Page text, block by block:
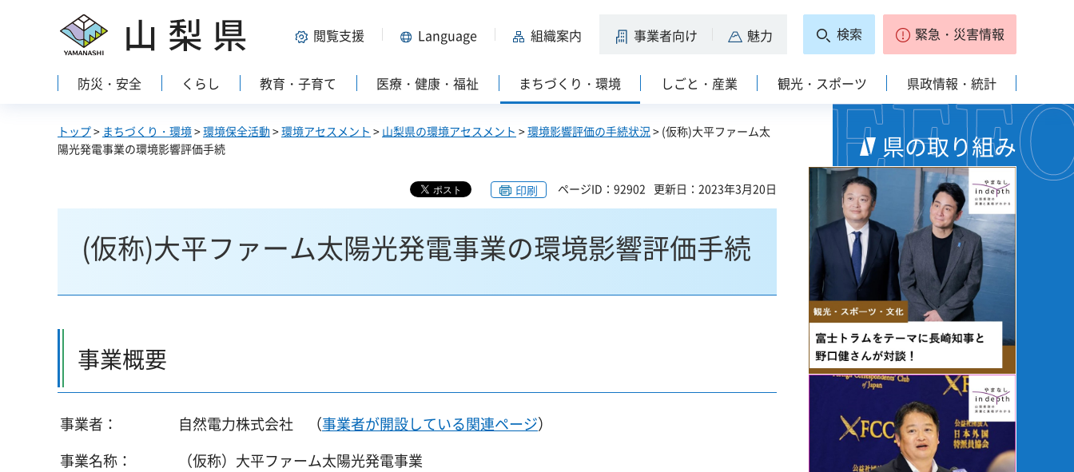
山梨県 閲覧支援 Language 組織案内 事業者向け 魅力 検索 緊急・災害情報
防災・安全 くらし 教育・子育て 医療・健康・福祉 まちづくり・環境 しごと・産業 観光・スポーツ 県政情報・統計
トップ> まちづくり・環境>環境保全活動 >環境アセスメント > 山梨県の環境アセスメント >環境影響評価の手続状況> (仮称)大平ファーム太
陽光発電事業の環境影響評価手続
印刷 ページID：92902 更新日：2023年3月20日
(仮称)大平ファーム太陽光発電事業の環境影響評価手続
事業概要
事業者： 自然電力株式会社 （事業者が開設している関連ページ）
事業名称：
（仮称）大平ファーム太陽光発電事業
県の取り組み